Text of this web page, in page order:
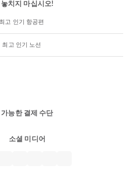
놓치지 마십시오!
최고 인기 항공편
최고 인기 노선
가능한 결제 수단
소셜 미디어